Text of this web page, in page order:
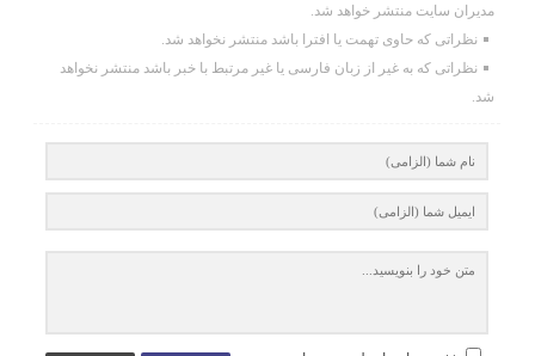
مدیران سایت منتشر خواهد شد.
نظراتی که حاوی تهمت یا افترا باشد منتشر نخواهد شد.
نظراتی که به غیر از زبان فارسی یا غیر مرتبط با خبر باشد منتشر نخواهد
شد.